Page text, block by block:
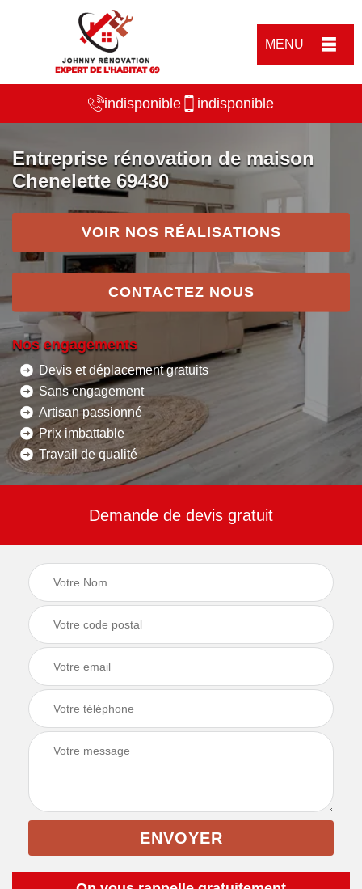
MENU
indisponible indisponible
Entreprise rénovation de maison
Chenelette 69430
VOIR NOS RÉALISATIONS
CONTACTEZ NOUS
Nos engagements
Devis et déplacement gratuits
Sans engagement
Artisan passionné
Prix imbattable
Travail de qualité
Demande de devis gratuit